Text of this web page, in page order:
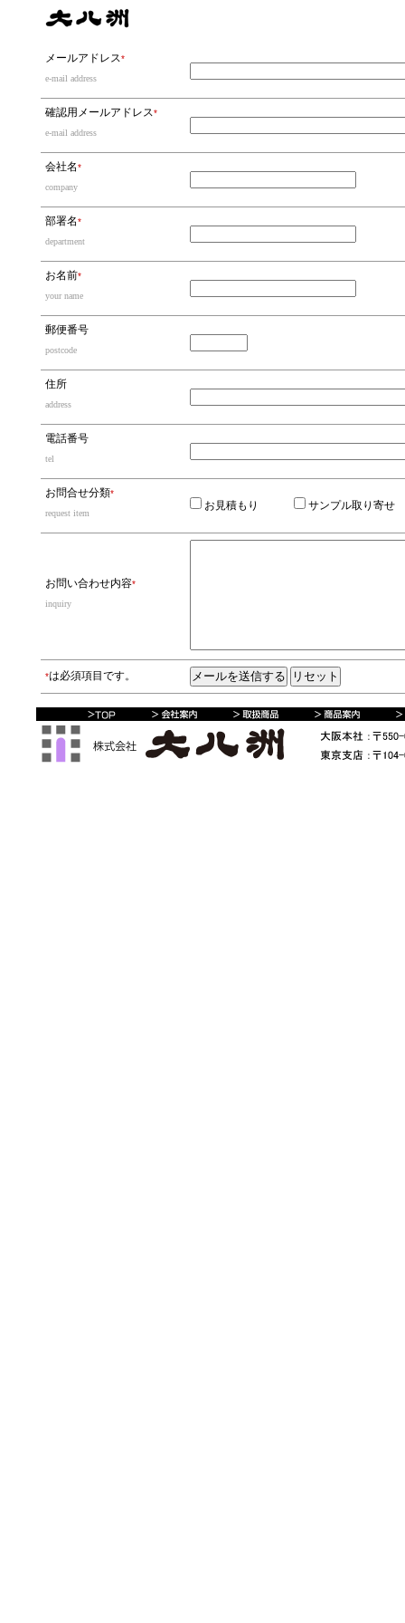
メールアドレス*
e-mail address
確認用メールアドレス*
e-mail address
会社名*
company
部署名*
department
お名前*
your name
郵便番号
postcode
住所
address
電話番号
tel
お問合せ分類*
request item
お見積もり サンプル取り
お問い合わせ内容*
inquiry
*は必須項目です。